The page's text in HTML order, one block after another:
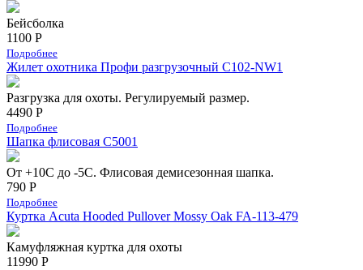
Бейсболка
1100 Р
Подробнее
Жилет охотника Профи разгрузочный C102-NW1
Разгрузка для охоты. Регулируемый размер.
4490 Р
Подробнее
Шапка флисовая С5001
От +10С до -5С. Флисовая демисезонная шапка.
790 Р
Подробнее
Куртка Acuta Hooded Pullover Mossy Oak FA-113-479
Камуфляжная куртка для охоты
11990 Р